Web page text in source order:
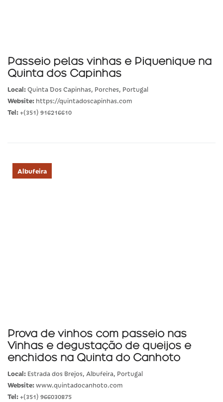
Passeio pelas vinhas e Piquenique na
Quinta dos Capinhas
Local:Quinta Dos Capinhas, Porches, Portugal
Website: https://quintadoscapinhas.com
Tel:+(351) 916216610
Albufeira
Prova de vinhos com passeio nas
Vinhas e degustação de queijos e
enchidos na Quinta do Canhoto
Local: Estrada dos Brejos, Albufeira, Portugal
Website:www.quintadocanhoto.com
Tel:+(351) 966030875